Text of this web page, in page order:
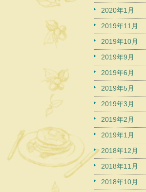
2020年1月
2019年11月
2019年10月
2019年9月
2019年6月
2019年5月
2019年3月
2019年2月
2019年1月
2018年12月
2018年11月
2018年10月